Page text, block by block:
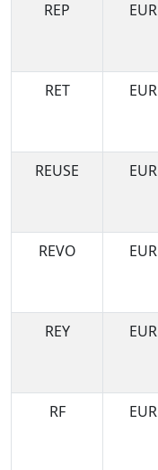
REP
EUR
RET
EUR
REUSE
EUR
REVO
EUR
REY
EUR
RF
EUR